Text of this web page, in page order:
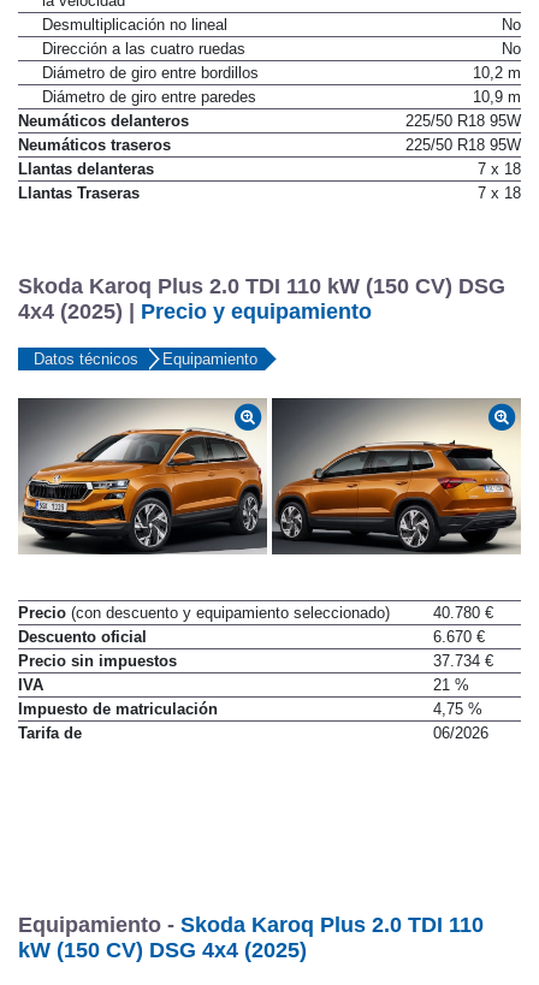
Desmultiplicación no lineal
No
Dirección a las cuatro ruedas
No
Diámetro de giro entre bordillos
10,2 m
Diámetro de giro entre paredes
10,9 m
Neumáticos delanteros
225/50 R18 95W
Neumáticos traseros
225/50 R18 95W
Llantas delanteras
7 x 18
Llantas Traseras
7 x 18
Skoda Karoq Plus 2.0 TDI 110 kW (150 CV) DSG
4x4 (2025) | Precio y equipamiento
Datos técnicos Equipamiento
Precio (con descuento y equipamiento seleccionado)
40.780 €
Descuento oficial
6.670 €
Precio sin impuestos
37.734 €
IVA
21 %
Impuesto de matriculación
4,75 %
Tarifa de
06/2026
Equipamiento - Skoda Karoq Plus 2.0 TDI 110
kW (150 CV) DSG 4x4 (2025)